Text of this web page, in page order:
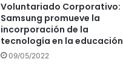
Voluntariado Corporativo:
Samsung promueve la
incorporación de la
tecnología en la educación
09/05/2022